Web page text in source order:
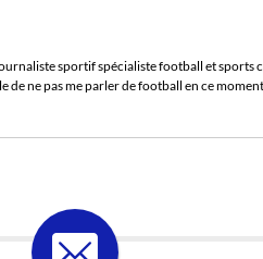
sportif spécialiste football et sports
de ne pas me parler de football en ce